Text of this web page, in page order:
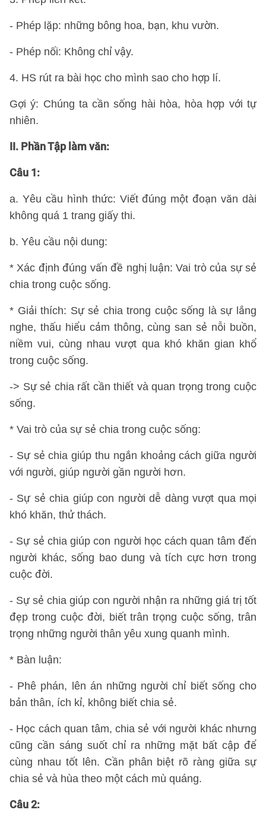
- Phép lặp: những bông hoa, bạn, khu vườn.
- Phép nối: Không chỉ vậy.
4. HS rút ra bài học cho mình sao cho hợp lí.
Gợi ý: Chúng ta cần sống hài hòa, hòa hợp với tự
nhiên.
II. Phần Tập làm văn:
Câu 1:
a. Yêu cầu hình thức: Viết đúng một đoạn văn dài
không quá 1 trang giấy thi.
b. Yêu cầu nội dung:
* Xác định đúng vấn đề nghị luận: Vai trò của sự sẻ
chia trong cuộc sống.
* Giải thích: Sự sẻ chia trong cuộc sống là sự lắng
nghe, thấu hiểu cảm thông, cùng san sẻ nỗi buồn,
niềm vui, cùng nhau vượt qua khó khăn gian khổ
trong cuộc sống.
-> Sự sẻ chia rất cần thiết và quan trọng trong cuộc
sống.
* Vai trò của sự sẻ chia trong cuộc sống:
- Sự sẻ chia giúp thu ngắn khoảng cách giữa người
với người, giúp người gần người hơn.
- Sự sẻ chia giúp con người dễ dàng vượt qua mọi
khó khăn, thử thách.
- Sự sẻ chia giúp con người học cách quan tâm đến
người khác, sống bao dung và tích cực hơn trong
cuộc đời.
- Sự sẻ chia giúp con người nhận ra những giá trị tốt
đẹp trong cuộc đời, biết trân trọng cuộc sống, trân
trọng những người thân yêu xung quanh mình.
* Bàn luận:
- Phê phán, lên án những người chỉ biết sống cho
bản thân, ích kỉ, không biết chia sẻ.
- Học cách quan tâm, chia sẻ với người khác nhưng
cũng cần sáng suốt chỉ ra những mặt bất cập để
cùng nhau tốt lên. Cần phân biệt rõ ràng giữa sự
chia sẻ và hùa theo một cách mù quáng.
Câu 2: